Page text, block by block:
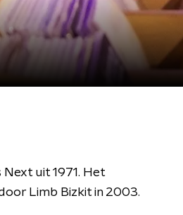
uit 1971. Het
Limb Bizkit in 2003.